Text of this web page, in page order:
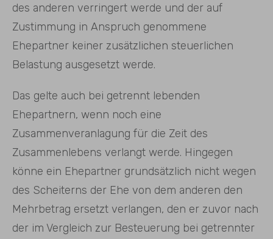
des anderen verringert werde und der auf
Zustimmung in Anspruch genommene
Ehepartner keiner zusätzlichen steuerlichen
Belastung ausgesetzt werde.
Das gelte auch bei getrennt lebenden
Ehepartnern, wenn noch eine
Zusammenveranlagung für die Zeit des
Zusammenlebens verlangt werde. Hingegen
könne ein Ehepartner grundsätzlich nicht wegen
des Scheiterns der Ehe von dem anderen den
Mehrbetrag ersetzt verlangen, den er zuvor nach
der im Vergleich zur Besteuerung bei getrennter